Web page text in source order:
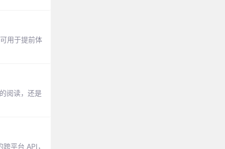
用于提前体
阅读，还是
平台 API，